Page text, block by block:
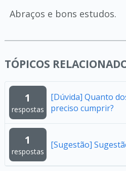
Abraços e bons estudos.
TÓPICOS
1
respostas
[Dúvida] Quanto
preciso cumprir?
1
respostas
[Sugestão]